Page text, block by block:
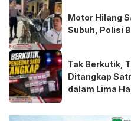
Motor Hilang
Subuh, Polisi
Tak Berkutik,
Ditangkap
dalam Lima